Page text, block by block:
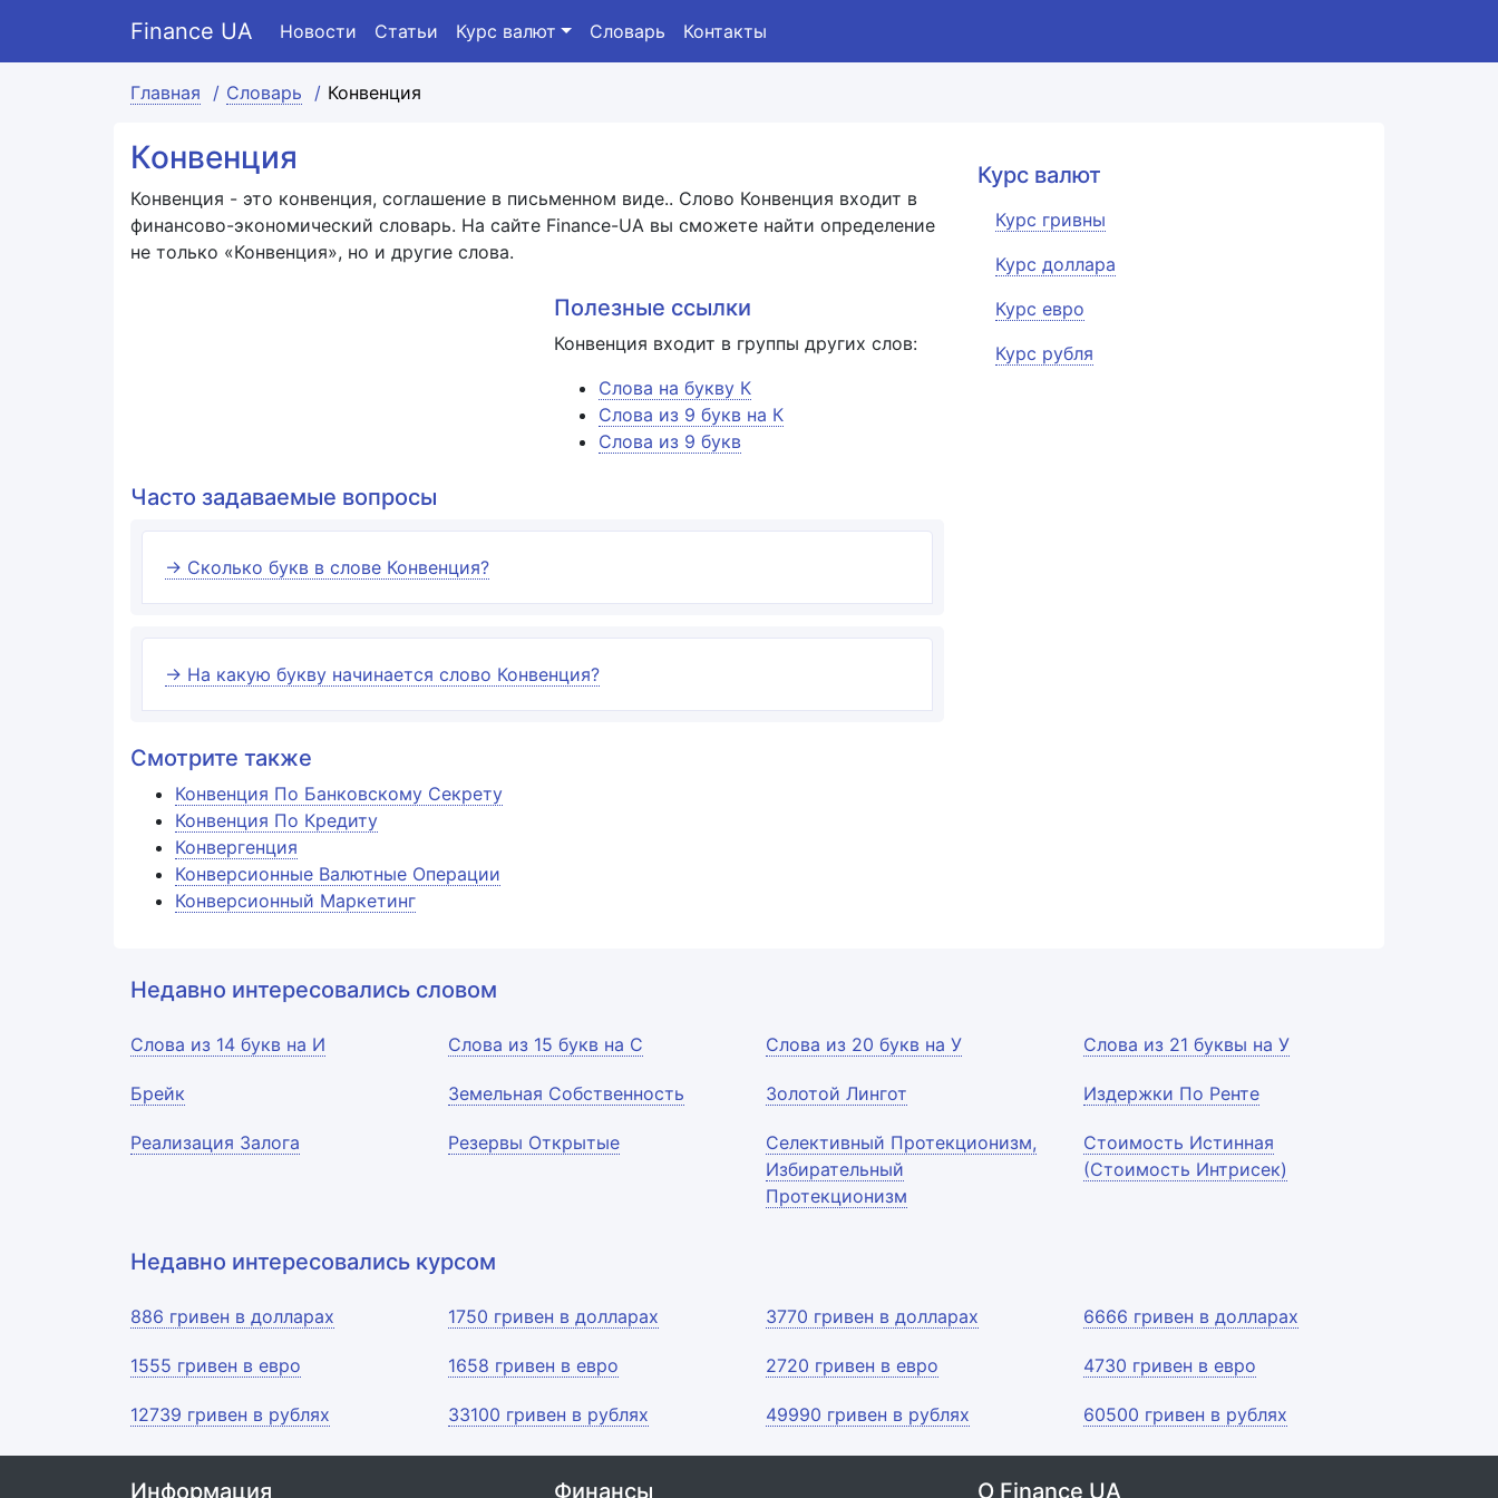
Finance UA Новости Статьи Курс валют Словарь Контакты
Главная Словарь Конвенция
Конвенция
Конвенция - это конвенция, соглашение в письменном виде.. Слово Конвенция входит в
финансово-экономический словарь. На сайте Finance-UA вы сможете найти определение
не только «Конвенция», но и другие слова.
Полезные ссылки
Конвенция входит в группы других слов:
Слова на букву К
Слова из 9 букв на К
Слова из 9 букв
Часто задаваемые вопросы
→ Сколько букв в слове Конвенция?
→ На какую букву начинается слово Конвенция?
Смотрите также
Конвенция По Банковскому Секрету
Конвенция По Кредиту
Конвергенция
Конверсионные Валютные Операции
Конверсионный Маркетинг
Курс валют
Курс гривны
Курс доллара
Курс евро
Курс рубля
Недавно интересовались словом
Слова из 14 букв на И Слова из 15 букв на С Слова из 20 букв на У Слова из 21 буквы на У
Брейк Земельная Собственность Золотой Лингот Издержки По Ренте
Реализация Залога Резервы Открытые
Селективный Протекционизм,
Избирательный
Протекционизм
Стоимость Истинная
(Стоимость Интрисек)
Недавно интересовались курсом
886 гривен в долларах 1750 гривен в долларах 3770 гривен в долларах 6666 гривен в долларах
1555 гривен в евро 1658 гривен в евро 2720 гривен в евро 4730 гривен в евро
12739 гривен в рублях 33100 гривен в рублях 49990 гривен в рублях 60500 гривен в рублях
Информация Финансы О Finance UA